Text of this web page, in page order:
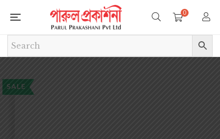
0
SALE